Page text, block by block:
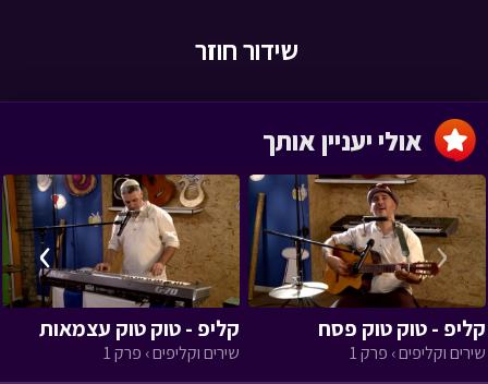
שידור חוזר
קליפ - טוק טוק פסח
שירים וקליפים › פרק 1
קליפ - טוק טוק עצמאות
שירים וקליפים › פרק 1
‹
›